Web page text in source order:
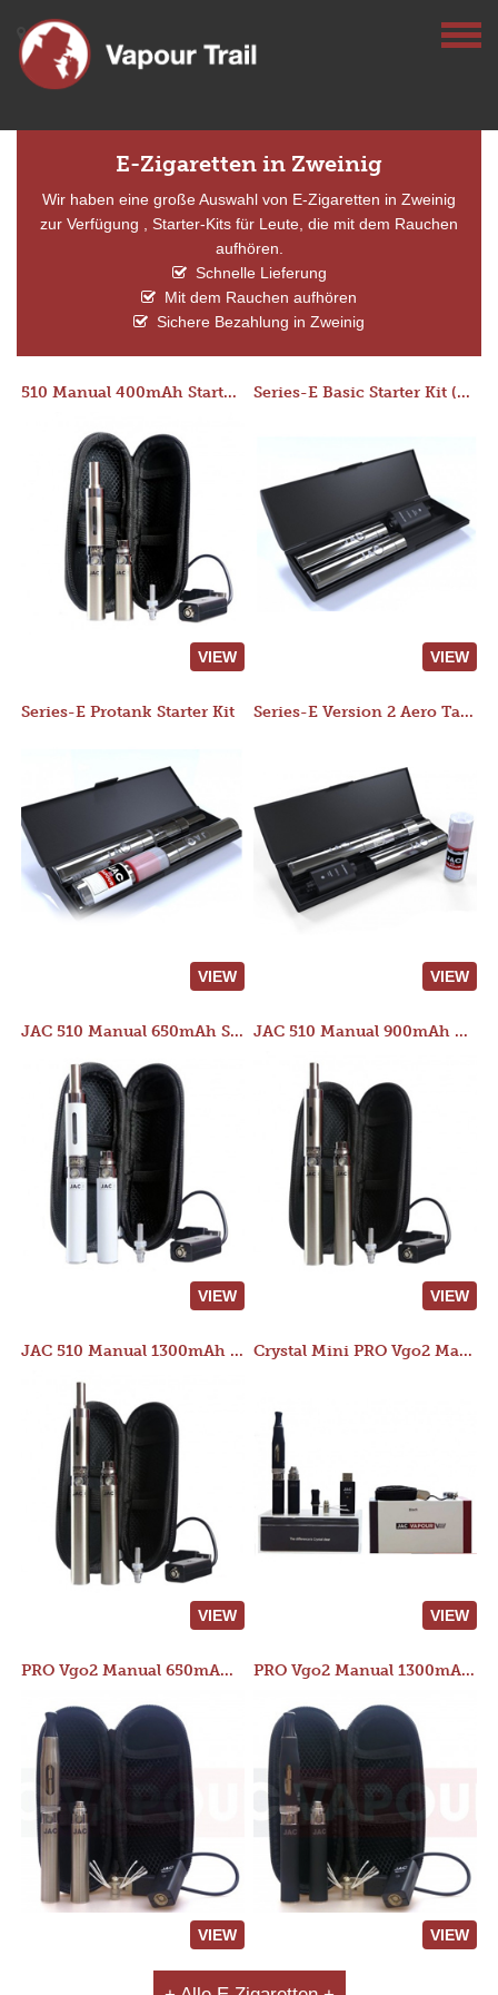
E-Zigaretten in Zweinig
Wir haben eine große Auswahl von E-Zigaretten in Zweinig
zur Verfügung , Starter-Kits für Leute, die mit dem Rauchen
aufhören.
Schnelle Lieferung
Mit dem Rauchen aufhören
Sichere Bezahlung in Zweinig
510 Manual 400mAh Starter Kit
VIEW
Series-E Basic Starter Kit (No Tank)
VIEW
Series-E Protank Starter Kit
VIEW
Series-E Version 2 Aero Tank Starter Kit
VIEW
JAC 510 Manual 650mAh Starter Kit
VIEW
JAC 510 Manual 900mAh Starter Kit
VIEW
JAC 510 Manual 1300mAh Starter Kit
VIEW
Crystal Mini PRO Vgo2 Manual 400mAh Kit
VIEW
PRO Vgo2 Manual 650mAh Kit
VIEW
PRO Vgo2 Manual 1300mAh Kit
VIEW